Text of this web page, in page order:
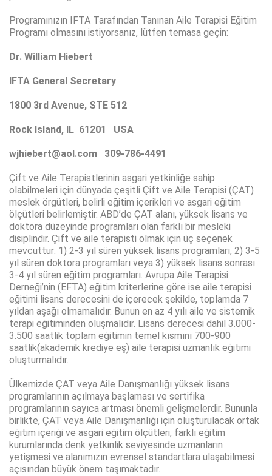
Programınızın IFTA Tarafından Tanınan Aile Terapisi Eğitim
Programı olmasını istiyorsanız, lütfen temasa geçin:
Dr. William Hiebert
IFTA General Secretary
1800 3rd Avenue, STE 512
Rock Island, IL 61201 USA
wjhiebert@aol.com 309-786-4491
Çift ve Aile Terapistlerinin asgari yetkinliğe sahip
olabilmeleri için dünyada çeşitli Çift ve Aile Terapisi (ÇAT)
meslek örgütleri, belirli eğitim içerikleri ve asgari eğitim
ölçütleri belirlemiştir. ABD’de ÇAT alanı, yüksek lisans ve
doktora düzeyinde programları olan farklı bir mesleki
disiplindir. Çift ve aile terapisti olmak için üç seçenek
mevcuttur: 1) 2-3 yıl süren yüksek lisans programları, 2) 3-5
yıl süren doktora programları veya 3) yüksek lisans sonrası
3-4 yıl süren eğitim programları. Avrupa Aile Terapisi
Derneği’nin (EFTA) eğitim kriterlerine göre ise aile terapisi
eğitimi lisans derecesini de içerecek şekilde, toplamda 7
yıldan aşağı olmamalıdır. Bunun en az 4 yılı aile ve sistemik
terapi eğitiminden oluşmalıdır. Lisans derecesi dahil 3.000-
3.500 saatlik toplam eğitimin temel kısmını 700-900
saatlik(akademik krediye eş) aile terapisi uzmanlık eğitimi
oluşturmalıdır.
Ülkemizde ÇAT veya Aile Danışmanlığı yüksek lisans
programlarının açılmaya başlaması ve sertifika
programlarının sayıca artması önemli gelişmelerdir. Bununla
birlikte, ÇAT veya Aile Danışmanlığı için oluşturulacak ortak
eğitim içeriği ve asgari eğitim ölçütleri, farklı eğitim
kurumlarında denk yetkinlik seviyesinde uzmanların
yetişmesi ve alanımızın evrensel standartlara ulaşabilmesi
açısından büyük önem taşımaktadır.